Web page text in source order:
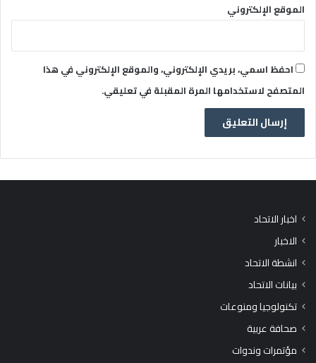
الموقع الإلكتروني
احفظ اسمي، بريدي الإلكتروني، والموقع الإلكتروني في هذا
المتصفح لاستخدامها المرة المقبلة في تعليقي.
اخبار الاتحاد
الاخبار
انشطة الاتحاد
بيانات الاتحاد
تكنولوجيا ومنوعات
صحافة عربية
مؤتمرات وندوات